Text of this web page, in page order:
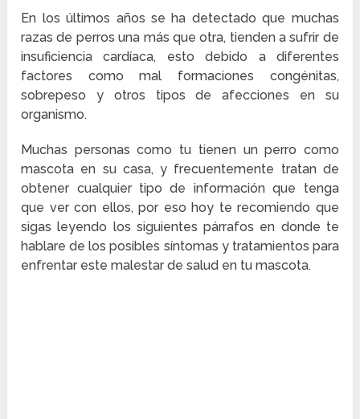
En los últimos años se ha detectado que muchas
razas de perros una más que otra, tienden a sufrir de
insuficiencia cardíaca, esto debido a diferentes
factores como mal formaciones congénitas,
sobrepeso y otros tipos de afecciones en su
organismo.
Muchas personas como tu tienen un perro como
mascota en su casa, y frecuentemente tratan de
obtener cualquier tipo de información que tenga
que ver con ellos, por eso hoy te recomiendo que
sigas leyendo los siguientes párrafos en donde te
hablare de los posibles síntomas y tratamientos para
enfrentar este malestar de salud en tu mascota.